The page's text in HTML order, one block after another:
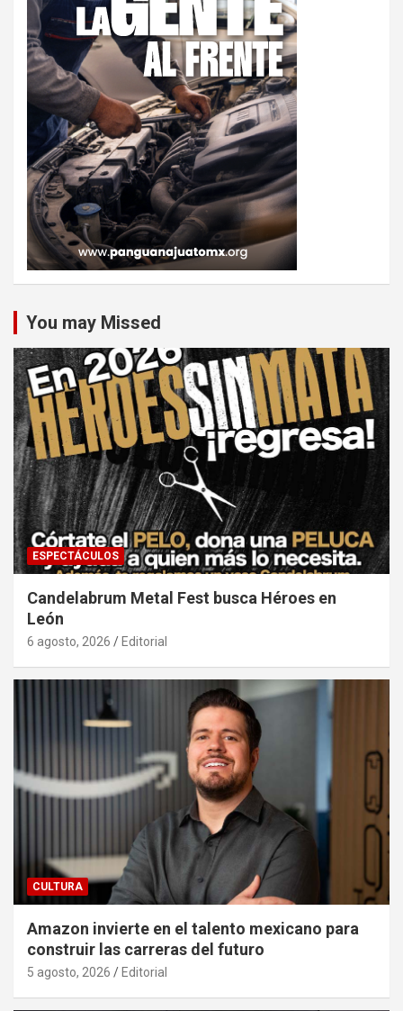
You may Missed
ESPECTÁCULOS
Candelabrum Metal Fest busca Héroes en
León
6 agosto, 2026 Editorial
CULTURA
Amazon invierte en el talento mexicano para
construir las carreras del futuro
5 agosto, 2026 Editorial